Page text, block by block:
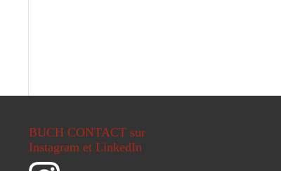
BUCH CONTACT sur
Instagram et LinkedIn